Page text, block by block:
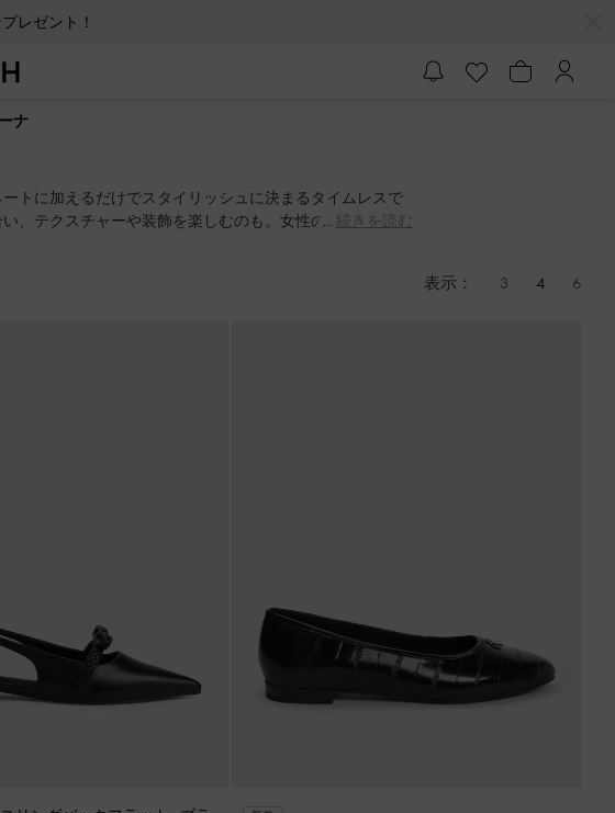
レゼント！
レゼント！
ナ
トに加えるだけでスタイリッシュに決まるタイムレスで
、テクスチャーや装飾を楽しむのも。女性のためのバレ
続きを読む
表示： 3 4 6